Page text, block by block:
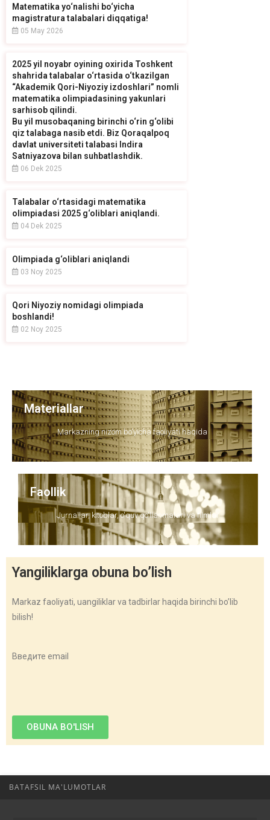
Matematika yo‘nalishi bo‘yicha
magistratura talabalari diqqatiga!
05 May 2026
2025 yil noyabr oyining oxirida Toshkent
shahrida talabalar o‘rtasida o‘tkazilgan
“Akademik Qori-Niyoziy izdoshlari” nomli
matematika olimpiadasining yakunlari
sarhisob qilindi.
Bu yil musobaqaning birinchi o‘rin g‘olibi
qiz talabaga nasib etdi. Biz Qoraqalpoq
davlat universiteti talabasi Indira
Satniyazova bilan suhbatlashdik.
06 Dek 2025
Talabalar o‘rtasidagi matematika
olimpiadasi 2025 g‘oliblari aniqlandi.
04 Dek 2025
Olimpiada g‘oliblari aniqlandi
03 Noy 2025
Qori Niyoziy nomidagi olimpiada
boshlandi!
02 Noy 2025
Materiallar
Markazning nizom bo'yicha faoliyati haqida
Faollik
Jurnallar, kitoblar, o'quv qo'llanmalari va filmlar
Yangiliklarga obuna bo’lish
Markaz faoliyati, uangiliklar va tadbirlar haqida birinchi bo’lib
bilish!
Введите email
OBUNA BO'LISH
BATAFSIL MA'LUMOTLAR